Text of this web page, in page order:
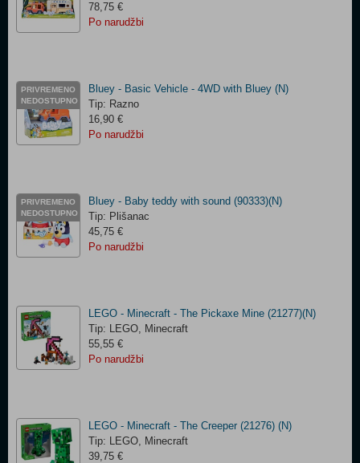
78,75 €
Po narudžbi
PRIVREMENO
NEDOSTUPNO
Bluey - Basic Vehicle - 4WD with Bluey (N)
Tip: Razno
16,90 €
Po narudžbi
PRIVREMENO
NEDOSTUPNO
Bluey - Baby teddy with sound (90333)(N)
Tip: Plišanac
45,75 €
Po narudžbi
LEGO - Minecraft - The Pickaxe Mine (21277)(N)
Tip: LEGO, Minecraft
55,55 €
Po narudžbi
LEGO - Minecraft - The Creeper (21276) (N)
Tip: LEGO, Minecraft
39,75 €